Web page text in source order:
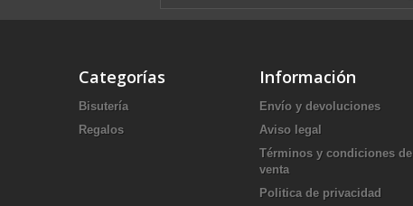
Categorías
Bisutería
Regalos
Información
Envío y devoluciones
Aviso legal
Términos y condiciones de
venta
Politica de privacidad